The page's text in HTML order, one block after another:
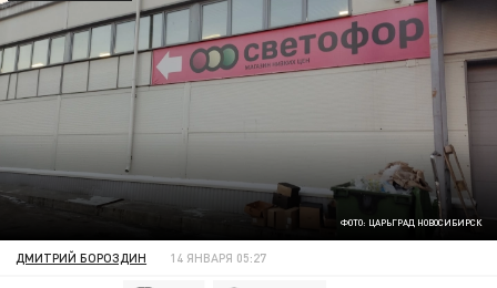
ФОТО: ЦАРЬГРАД НОВОСИБИРСК
ДМИТРИЙ БОРОЗДИН 14 ЯНВАРЯ 05:27